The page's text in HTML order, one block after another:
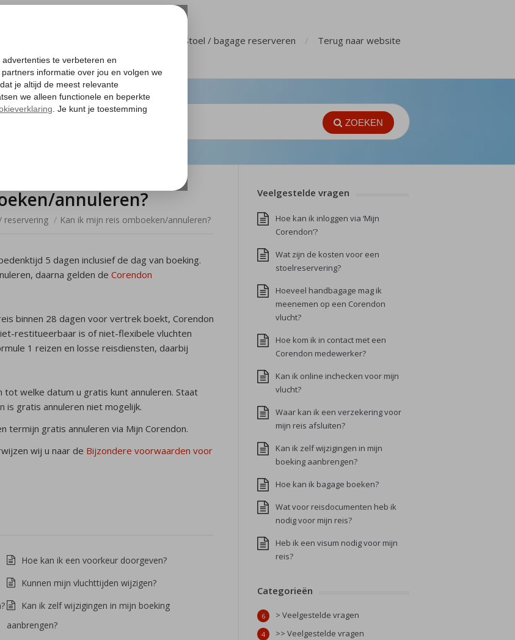
Stoel / bagage reserveren Terug naar website
ZOEKEN
annuleren?
reservering / Kan ik mijn reis omboeken/annuleren?
5 dagen inclusief de dag van boeking.
daarna gelden de Corendon
binnen 28 dagen voor vertrek boekt, Corendon
restitueerbaar is of niet-flexibele vluchten
1 reizen en losse reisdiensten, daarbij
welke datum u gratis kunt annuleren. Staat
is gratis annuleren niet mogelijk.
termijn gratis annuleren via Mijn Corendon.
wij u naar de Bijzondere voorwaarden voor
Hoe kan ik een voorkeur doorgeven?
Kunnen mijn vluchttijden wijzigen?
Kan ik zelf wijzigingen in mijn boeking
aanbrengen?
Veelgestelde vragen
Hoe kan ik inloggen via ‘Mijn
Corendon’?
Wat zijn de kosten voor een
stoelreservering?
Hoeveel handbagage mag ik
meenemen op een Corendon
vlucht?
Hoe kom ik in contact met een
Corendon medewerker?
Kan ik online inchecken voor mijn
vlucht?
Waar kan ik een verzekering voor
mijn reis afsluiten?
Kan ik zelf wijzigingen in mijn
boeking aanbrengen?
Hoe kan ik bagage boeken?
Wat voor reisdocumenten heb ik
nodig voor mijn reis?
Heb ik een visum nodig voor mijn
reis?
Categorieën
> Veelgestelde vragen
6
>> Veelgestelde vragen
4